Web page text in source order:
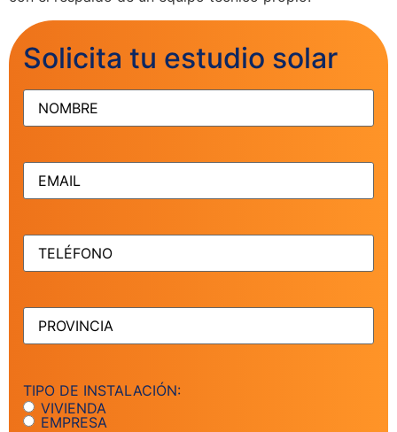
Solicita tu estudio solar
NOMBRE(Obligatorio)
EMAIL(Obligatorio)
TELÉFONO(Obligatorio)
PROVINCIA (Obligatorio)
TIPO DE INSTALACIÓN:
VIVIENDA
EMPRESA